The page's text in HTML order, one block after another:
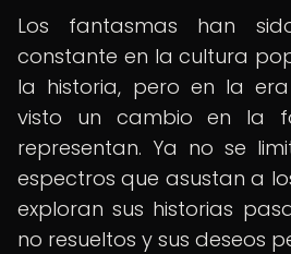
Los fantasmas han
constante en la cultura
la historia, pero en la
visto un cambio en la
representan. Ya no se
espectros que asustan a
exploran sus historias
no resueltos y sus deseos